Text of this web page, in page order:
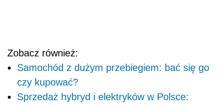
Zobacz również:
Samochód z dużym przebiegiem: bać się go
czy kupować?
Sprzedaż hybryd i elektryków w Polsce: